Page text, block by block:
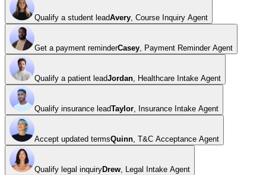
Qualify a student leadAvery, Course Inquiry Agent
Get a payment reminderCasey, Payment Reminder Agent
Qualify a patient leadJordan, Healthcare Intake Agent
Qualify insurance leadTaylor, Insurance Intake Agent
Accept updated termsQuinn, T&C Acceptance Agent
Qualify legal inquiryDrew, Legal Intake Agent